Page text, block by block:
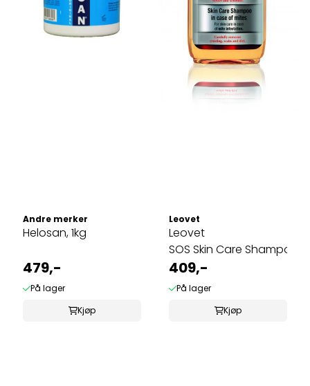
Andre merker
Helosan, 1kg
479,-
På lager
Kjøp
Leovet
Leovet
SOS Skin Care Shampoo
409,-
På lager
Kjøp